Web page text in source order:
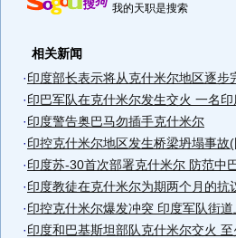
我的天职是搜索
相关新闻
·印度部长表示将从克什米尔地区逐步
·印巴军队在克什米尔发生交火 一名印
·印度警告奥巴马勿插手克什米尔
·印控克什米尔地区发生桥梁坍塌事故
·印度苏-30首次部署克什米尔 防范中
·印度教徒在克什米尔为期两个月的抗
·印控克什米尔爆发冲突 印度军队街道
·印度和巴基斯坦部队克什米尔交火